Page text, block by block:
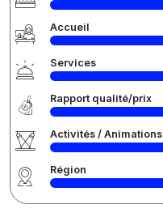
Accueil
Services
Rapport qualité/prix
Activités / Animations
Région